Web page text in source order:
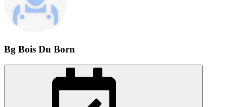
Bg Bois Du Born